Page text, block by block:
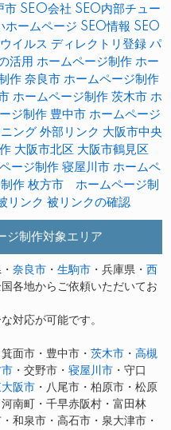
市 SEO会社 SEO内部チュー
ホームページ SEO情報 SEO
イルス ディレクトリ登録 パ
活用 ホームページ制作 ホー
作 奈良市 ホームページ制作
ホームページ制作 茨木市 ホ
ジ制作 豊中市 ホームページ
ング 外部リンク 大阪市中央
大阪市北区 大阪市鶴見区
ージ制作 寝屋川市 ホームペ
作 枚方市 ホームページ制
リンク 被リンクの確認
ジ制作対象エリア
奈良市 ・生駒市 ・兵庫県・西
各地からご依頼いただいてお
対応が可能です。
箕面市・豊中市・茨木市 ・高槻
・交野市・寝屋川市 ・守口
阪市 ・八尾市・柏原市・松原
南町・千早赤阪村・富田林
和泉市・高石市・泉大津市・